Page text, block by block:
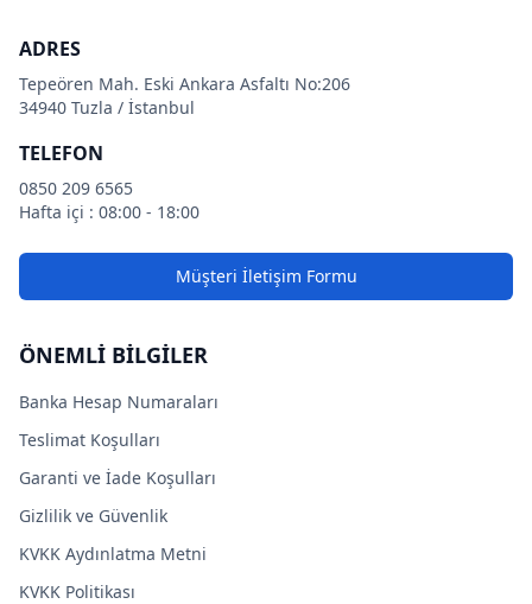
ADRES
Tepeören Mah. Eski Ankara Asfaltı No:206
34940 Tuzla / İstanbul
TELEFON
0850 209 6565
Hafta içi : 08:00 - 18:00
Müşteri İletişim Formu
ÖNEMLİ BİLGİLER
Banka Hesap Numaraları
Teslimat Koşulları
Garanti ve İade Koşulları
Gizlilik ve Güvenlik
KVKK Aydınlatma Metni
KVKK Politikası